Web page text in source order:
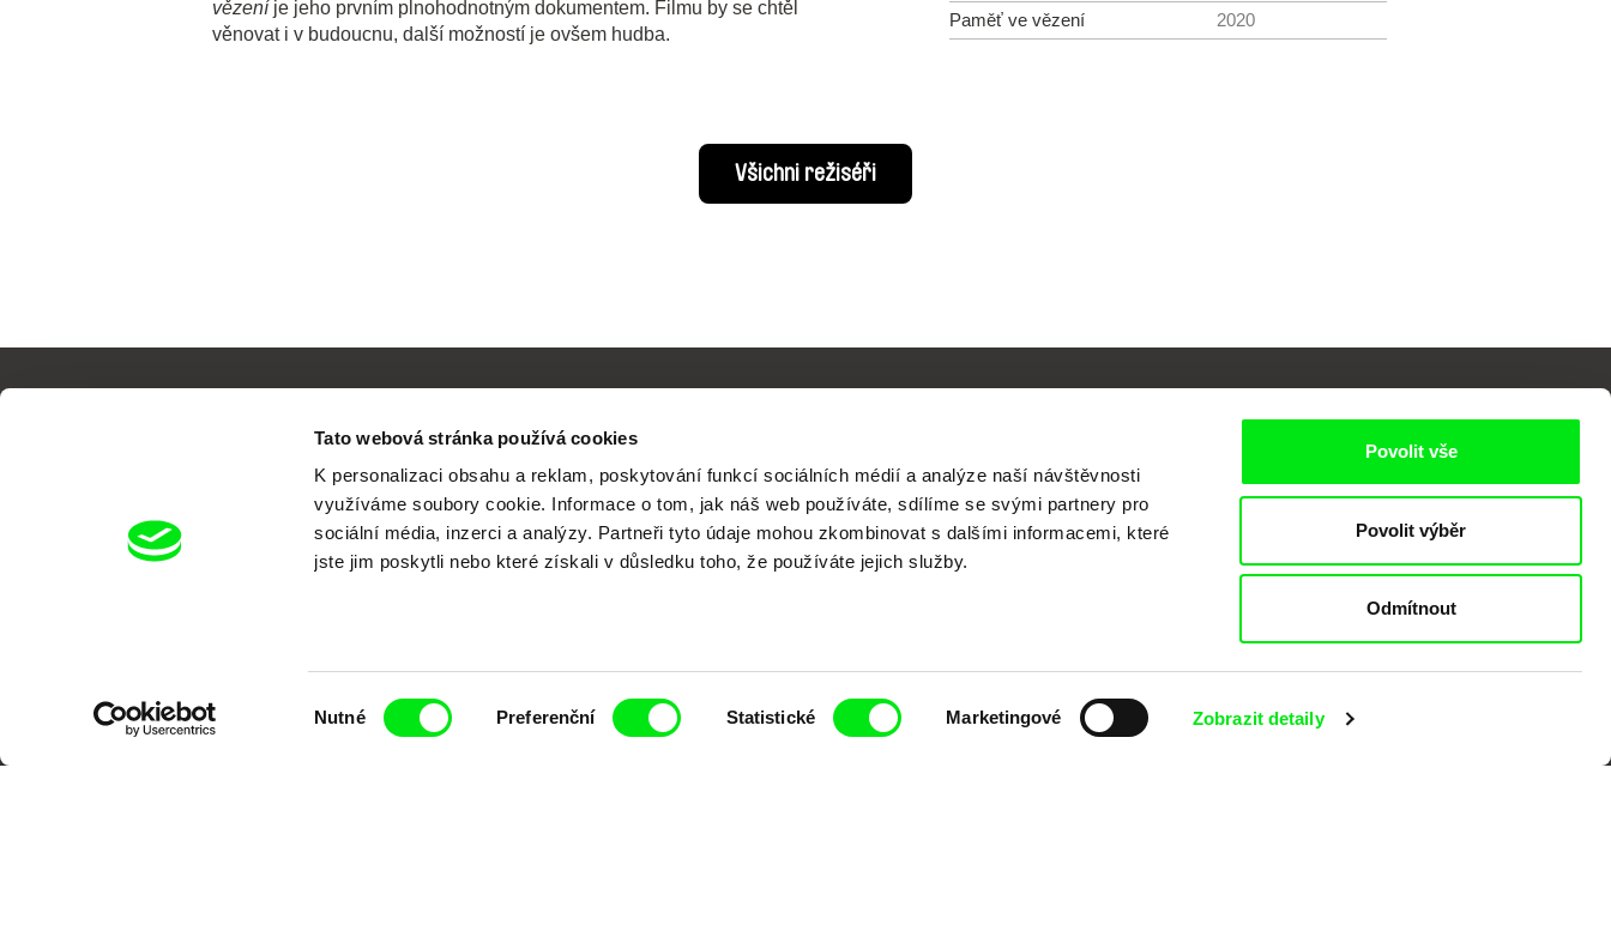
Tato webová stránka používá cookies
K personalizaci obsahu a reklam, poskytování funkcí sociálních médií a analýze naší návštěvnosti
využíváme soubory cookie. Informace o tom, jak náš web používáte, sdílíme se svými partnery pro
sociální média, inzerci a analýzy. Partneři tyto údaje mohou zkombinovat s dalšími informacemi, které
jste jim poskytli nebo které získali v důsledku toho, že používáte jejich služby.
Nutné Preferenční Statistické Marketingové Zobrazit detaily
Povolit vše
Povolit výběr
Odmítnout
vězeníje jeho prvním plnohodnotným dokumentem. Filmu by se chtěl
věnovat i v budoucnu, další možností je ovšem hudba.
Paměť ve vězení 2020
Všichni režiséři
Vaše online
dokumentární kino
Nové festivalové filmy
každý týden